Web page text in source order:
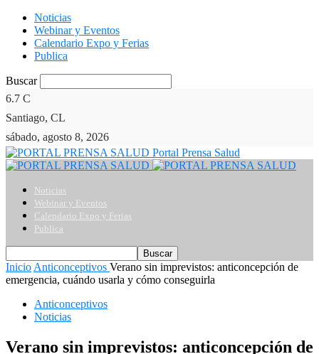
Noticias
Webinar y Eventos
Calendario Expo y Ferias
Publica
Buscar
6.7 C
Santiago, CL
sábado, agosto 8, 2026
Portal Prensa Salud
Noticias
Webinar y Eventos
Calendario Expo y Ferias
Publica
Inicio Anticonceptivos Verano sin imprevistos: anticoncepción de
emergencia, cuándo usarla y cómo conseguirla
Anticonceptivos
Noticias
Verano sin imprevistos: anticoncepción de